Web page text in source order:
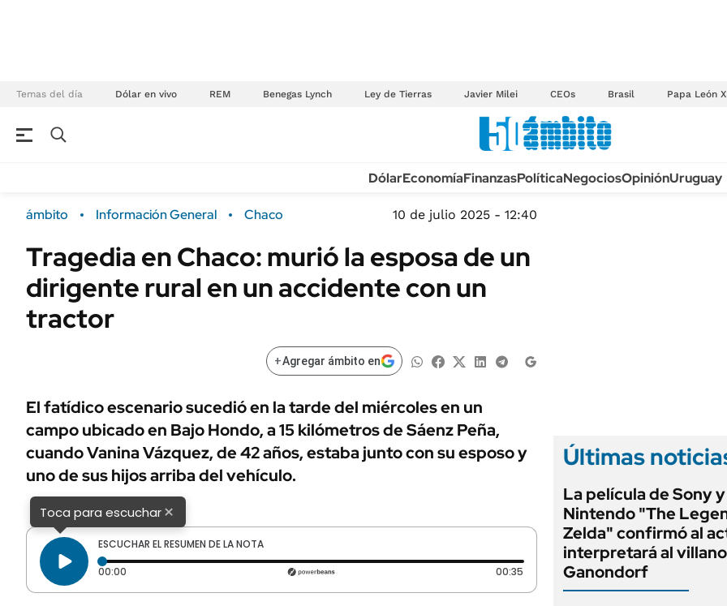
Temas del día Dólar en vivo REM Benegas Lynch Ley de Tierras Javier Milei CEOs Brasil Papa León
Campo
FINANZAS
Dólar
Sustentabilidad
URUGUAY
TECNOLOGÍA
MÉXICO
MUNDO
INFORMACIÓN GENERAL
AUTOS
DólarEconomíaFinanzasPolíticaNegociosOpiniónUruguay
ámbito Información General Chaco 10 de julio 2025 - 12:40
Tragedia en Chaco: murió la esposa de un
dirigente rural en un accidente con un
tractor
+Agregar ámbito en
El fatídico escenario sucedió en la tarde del miércoles en un
campo ubicado en Bajo Hondo, a 15 kilómetros de Sáenz Peña,
cuando Vanina Vázquez, de 42 años, estaba junto con su esposo y
uno de sus hijos arriba del vehículo.
Toca para escuchar×
ESCUCHAR EL RESUMEN DE LA NOTA
00:00 Tiempo transcurrido: 0 segundos 00:35 Duración: 35 segundos
Últimas
La película de Sony y
Nintendo "The
Zelda" confirmó al
interpretará al villano
Ganondorf